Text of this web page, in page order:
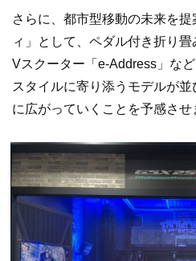
さらに、都市型移動の未来を
ィ」として、ペダル付き折り
Vスクーター「e-Address」な
スタイルに寄り添うモデルが
に広がっていくことを予感させ